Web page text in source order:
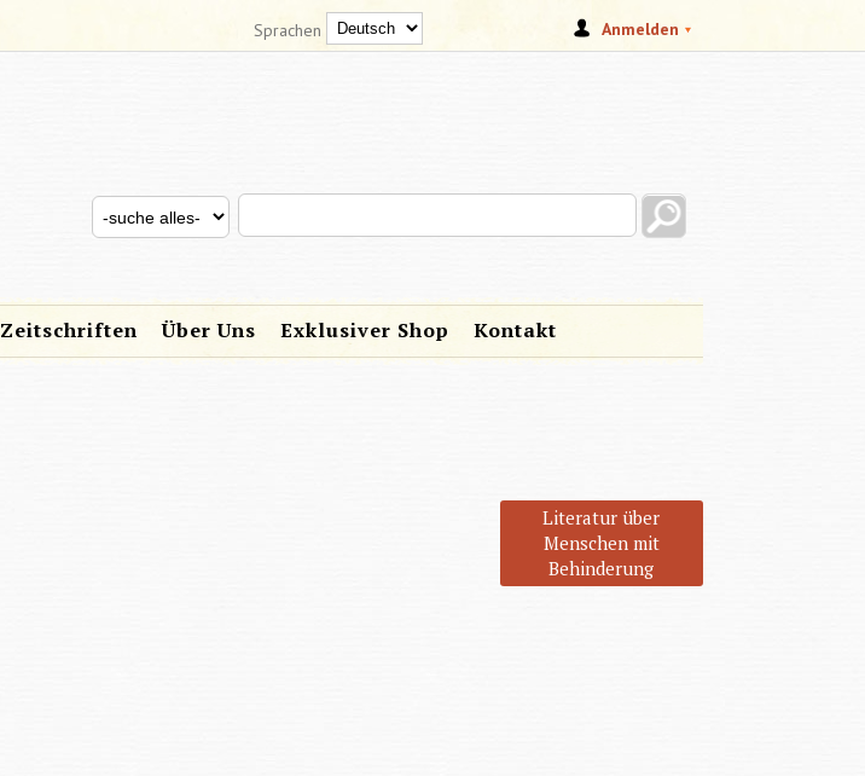
Anmelden
Sprachen
SUCHFORMULAR
Search this site
Search for
Zeitschriften Über Uns Exklusiver Shop Kontakt
Literatur über
Menschen mit
Behinderung